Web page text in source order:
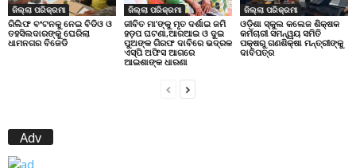
ଜିଲ୍ଲା ପରିକ୍ରମା
ରିଲିଫ ବଂଟନକୁ ନେଇ ବିଡିଓ ଓ
ତହସିଲଦାରଙ୍କୁ ଘେରିଲା
ଧାମନଗର ବିଜେଡି
ଜିଲ୍ଲା ପରିକ୍ରମା
ଜୀବିତ ମା’ଙ୍କୁ ମୃତ ଦର୍ଶାଇ ଜମି
ହଡ଼ପ ଘଟଣା,ଆରଆଇ ଓ ଦୁଇ
ପୁଅଙ୍କ ଗିରଫ ଦାବିରେ ଭଦ୍ରକ
ଏସ୍‌ପି ଅଫିସ ଆଗରେ
ଆଇଶାଙ୍କ ଧାରଣା
ଜିଲ୍ଲା ପରିକ୍ରମା
ଓଡ଼ିଶା ସ୍କୁଲ କଲେଜ ଶିକ୍ଷକ
କର୍ମଚାରୀ ସମନ୍ୱୟ ସମିତି
ପକ୍ଷରୁ ଗଣଶିକ୍ଷା ମନ୍ତ୍ରୀଙ୍କୁ
ଦାବିପତ୍ର
Adv